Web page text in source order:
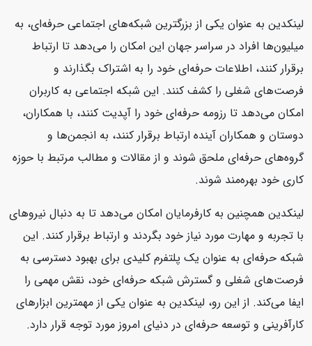
لینکدین به عنوان یکی از بزرگترین شبکه‌های اجتماعی حرفه‌ای، به
میلیون‌ها افراد در سراسر جهان این امکان را می‌دهد تا ارتباط
برقرار کنند، اطلاعات حرفه‌ای خود را به اشتراک بگذارند و
فرصت‌های شغلی را کشف کنند. این شبکه اجتماعی به کاربران
امکان می‌دهد تا رزومه حرفه‌ای خود را آپدیت کنند، با همکاران،
دوستان و همکاران آینده ارتباط برقرار کنند، به انجمن‌ها و
گروه‌های حرفه‌ای ملحق شوند و از مقالات و مطالب مرتبط با حوزه
کاری خود بهره‌مند شوند.
لینکدین همچنین به کارفرمایان امکان می‌دهد تا به دنبال نیروهای
با تجربه و مهارت مورد نیاز خود بگردند و ارتباط برقرار کنند. این
شبکه حرفه‌ای به عنوان یک پلتفرم کلیدی برای بهبود دسترسی به
فرصت‌های شغلی و گسترش شبکه حرفه‌ای خود، نقش مهمی را
ایفا می‌کند. از این رو، لینکدین به عنوان یکی از مهمترین ابزارهای
کارآفرینی و توسعه حرفه‌ای در دنیای امروز مورد توجه قرار دارد.